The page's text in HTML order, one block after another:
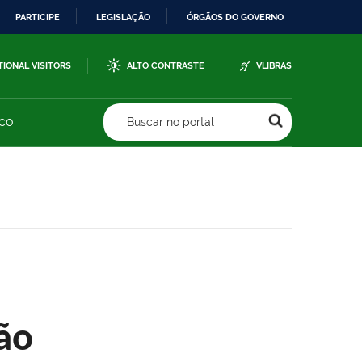
PARTICIPE LEGISLAÇÃO ÓRGÃOS DO GOVERNO
VISITORS ALTO CONTRASTE VLIBRAS
Buscar no portal